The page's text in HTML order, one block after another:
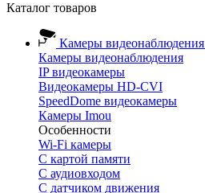
Каталог товаров
Камеры видеонаблюдения
Камеры видеонаблюдения
IP видеокамеры
Видеокамеры HD-CVI
SpeedDome видеокамеры
Камеры Imou
Особенности
Wi-Fi камеры
С картой памяти
С аудиовходом
С датчиком движения